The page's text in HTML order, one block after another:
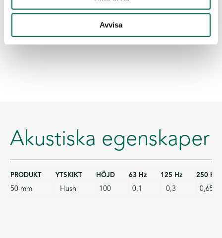
Avvisa
Akustiska egenskaper
PRODUKT YTSKIKT HÖJD 63 Hz 125 Hz 250 Hz
50 mm Hush 100 0,1 0,3 0,65